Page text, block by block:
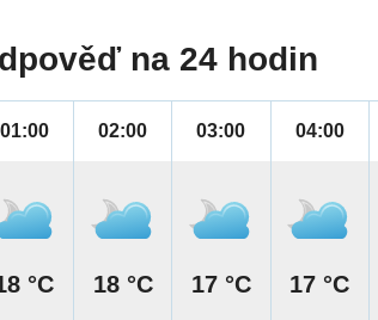
na 24 hodin
01:00
°C
02:00
18 °C
03:00
17 °C
04:00
17 °C